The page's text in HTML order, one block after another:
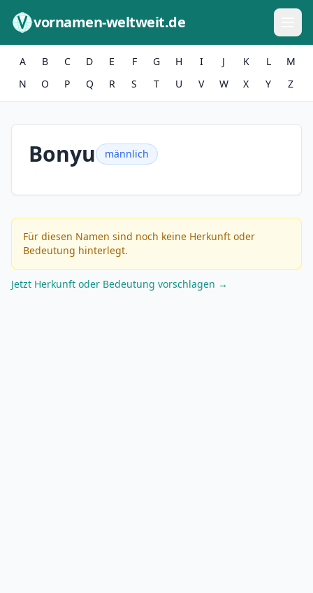
vornamen-weltweit.de
A B C D E F G H I J K L
M
N
O P Q R S T U V W X Y Z
Bonyu männlich
Für diesen Namen sind noch keine Herkunft oder
Bedeutung hinterlegt.
Jetzt Herkunft oder Bedeutung vorschlagen →